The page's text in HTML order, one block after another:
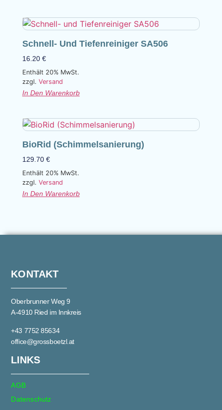
Schnell- Und Tiefenreiniger SA506
16.20 €
Enthält 20% MwSt.
zzgl. Versand
In Den Warenkorb
BioRid (Schimmelsanierung)
129.70 €
Enthält 20% MwSt.
zzgl. Versand
In Den Warenkorb
LINKS
AGB
Datenschutz
KONTAKT
Oberbrunner Weg 9
A-4910 Ried im Innkreis
+43 7752 85634
office@grossboetzl.at